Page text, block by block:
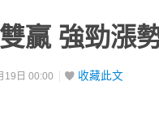
贏 強勁漲
19日 00:00 收藏此文